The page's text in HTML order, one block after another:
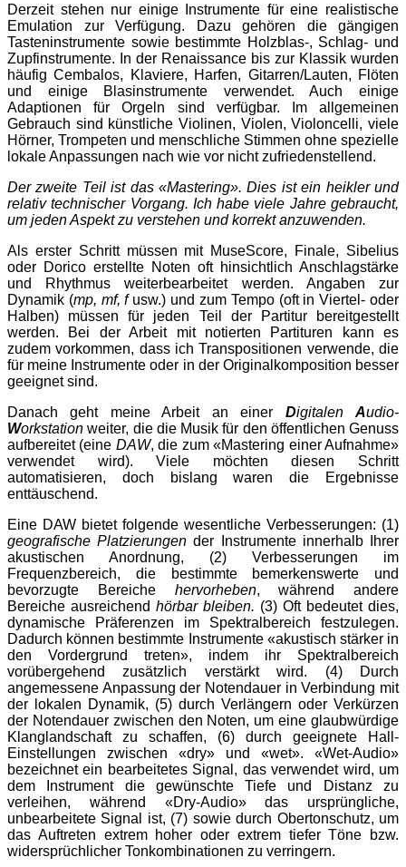
Derzeit stehen nur einige Instrumente für eine realistische
Emulation zur Verfügung. Dazu gehören die gängigen
Tasteninstrumente sowie bestimmte Holzblas-, Schlag- und
Zupfinstrumente. In der Renaissance bis zur Klassik wurden
häufig Cembalos, Klaviere, Harfen, Gitarren/Lauten, Flöten
und einige Blasinstrumente verwendet. Auch einige
Adaptionen für Orgeln sind verfügbar. Im allgemeinen
Gebrauch sind künstliche Violinen, Violen, Violoncelli, viele
Hörner, Trompeten und menschliche Stimmen ohne spezielle
lokale Anpassungen nach wie vor nicht zufriedenstellend.
Der zweite Teil ist das «Mastering». Dies ist ein heikler und
relativ technischer Vorgang. Ich habe viele Jahre gebraucht,
um jeden Aspekt zu verstehen und korrekt anzuwenden.
Als erster Schritt müssen mit MuseScore, Finale, Sibelius
oder Dorico erstellte Noten oft hinsichtlich Anschlagstärke
und Rhythmus weiterbearbeitet werden. Angaben zur
Dynamik (mp, mf, f usw.) und zum Tempo (oft in Viertel- oder
Halben) müssen für jeden Teil der Partitur bereitgestellt
werden. Bei der Arbeit mit notierten Partituren kann es
zudem vorkommen, dass ich Transpositionen verwende, die
für meine Instrumente oder in der Originalkomposition besser
geeignet sind.
Danach geht meine Arbeit an einer DigitalenAudio-
Workstation weiter, die die Musik für den öffentlichen Genuss
aufbereitet (eine DAW, die zum «Mastering einer Aufnahme»
verwendet wird). Viele möchten diesen Schritt
automatisieren, doch bislang waren die Ergebnisse
enttäuschend.
Eine DAW bietet folgende wesentliche Verbesserungen: (1)
geografische Platzierungen der Instrumente innerhalb Ihrer
akustischen Anordnung, (2) Verbesserungen im
Frequenzbereich, die bestimmte bemerkenswerte und
bevorzugte Bereiche hervorheben, während andere
Bereiche ausreichend hörbar bleiben. (3) Oft bedeutet dies,
dynamische Präferenzen im Spektralbereich festzulegen.
Dadurch können bestimmte Instrumente «akustisch stärker in
den Vordergrund treten», indem ihr Spektralbereich
vorübergehend zusätzlich verstärkt wird. (4) Durch
angemessene Anpassung der Notendauer in Verbindung mit
der lokalen Dynamik, (5) durch Verlängern oder Verkürzen
der Notendauer zwischen den Noten, um eine glaubwürdige
Klanglandschaft zu schaffen, (6) durch geeignete Hall-
Einstellungen zwischen «dry» und «wet». «Wet-Audio»
bezeichnet ein bearbeitetes Signal, das verwendet wird, um
dem Instrument die gewünschte Tiefe und Distanz zu
verleihen, während «Dry-Audio» das ursprüngliche,
unbearbeitete Signal ist, (7) sowie durch Obertonschutz, um
das Auftreten extrem hoher oder extrem tiefer Töne bzw.
widersprüchlicher Tonkombinationen zu verringern.